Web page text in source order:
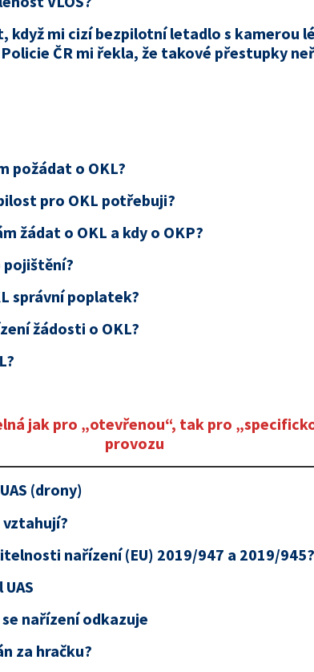
když mi cizí bezpilotní letadlo s kamerou
ČR mi řekla, že takové přestupky
požádat o OKL?
pro OKL potřebuji?
žádat o OKL a kdy o OKP?
pojištění?
správní poplatek?
žádosti o OKL?
jak pro „otevřenou“, tak pro
provozu
(drony)
vztahují?
nařízení (EU) 2019/947 a 2019/945?
nařízení odkazuje
za hračku?